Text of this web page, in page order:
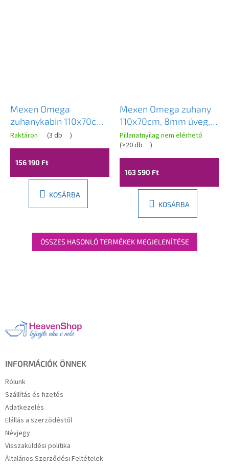
Mexen Omega
zuhanykabin 110x70cm,
8mm üveg, króm profil-
átlátszó üveg, 825-110-
070-01-00
Raktáron (3 db )
156 190 Ft
KOSÁRBA
Mexen Omega zuhany
110x70cm, 8mm üveg,
fekete profil-átlátszó
üveg, 825-110-070-70-
00
Pillanatnyilag nem elérhető
(>20 db )
163 590 Ft
KOSÁRBA
ÖSSZES HASONLÓ TERMÉKEK MEGJELENÍTÉSE
INFORMÁCIÓK ÖNNEK
Rólunk
Szállítás és fizetés
Adatkezelés
Elállás a szerződéstől
Névjegy
Visszaküldési politika
Általános Szerződési Feltételek